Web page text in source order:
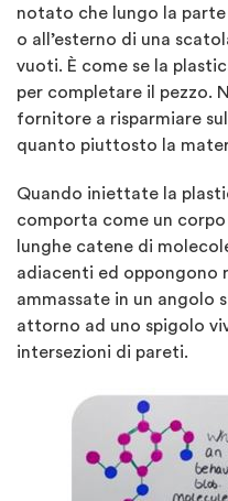
notato che lungo la
o all’esterno di una
vuoti. È come se la
per completare il pezzo.
fornitore a risparmiare
quanto piuttosto la
Quando iniettate la
comporta come un
lunghe catene di
adiacenti ed oppongono
ammassate in un angolo
attorno ad uno spigolo
intersezioni di pareti.